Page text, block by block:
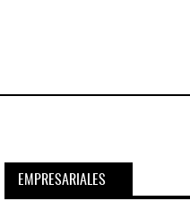
EMPRESARIALES